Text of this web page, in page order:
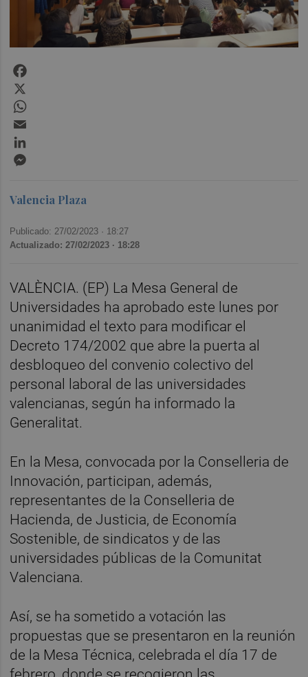
Valencia Plaza
Publicado: 27/02/2023 · 18:27
Actualizado: 27/02/2023 · 18:28
VALÈNCIA. (EP) La Mesa General de
Universidades ha aprobado este lunes por
unanimidad el texto para modificar el
Decreto 174/2002 que abre la puerta al
desbloqueo del convenio colectivo del
personal laboral de las universidades
valencianas, según ha informado la
Generalitat.
En la Mesa, convocada por la Conselleria de
Innovación, participan, además,
representantes de la Conselleria de
Hacienda, de Justicia, de Economía
Sostenible, de sindicatos y de las
universidades públicas de la Comunitat
Valenciana.
Así, se ha sometido a votación las
propuestas que se presentaron en la reunión
de la Mesa Técnica, celebrada el día 17 de